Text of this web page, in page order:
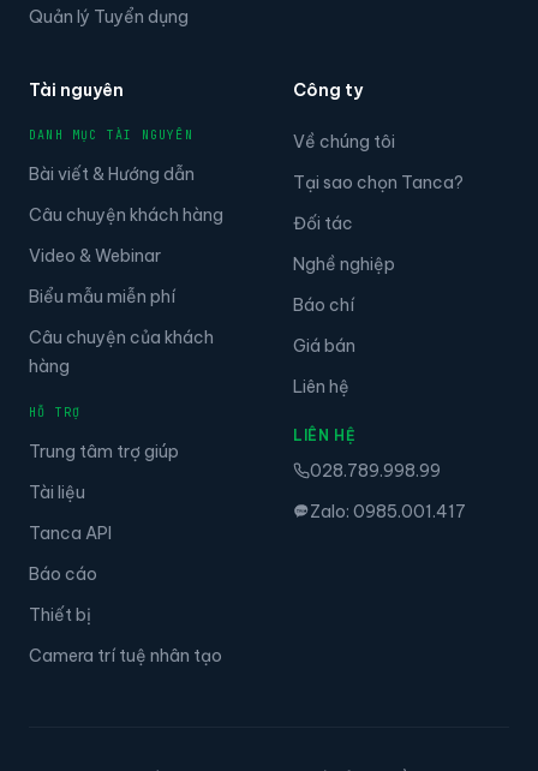
Quản lý Tuyển dụng
Tài nguyên
DANH MỤC TÀI NGUYÊN
Bài viết & Hướng dẫn
Câu chuyện khách hàng
Video & Webinar
Biểu mẫu miễn phí
Câu chuyện của khách
hàng
HỖ TRỢ
Trung tâm trợ giúp
Tài liệu
Tanca API
Báo cáo
Thiết bị
Camera trí tuệ nhân tạo
Công ty
Về chúng tôi
Tại sao chọn Tanca?
Đối tác
Nghề nghiệp
Báo chí
Giá bán
Liên hệ
LIÊN HỆ
028.789.998.99
Zalo: 0985.001.417